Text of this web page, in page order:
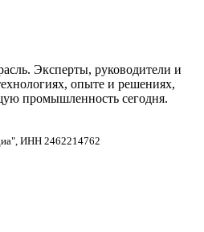
Эксперты, руководители и
опыте и решениях,
промышленность сегодня.
ИНН 2462214762